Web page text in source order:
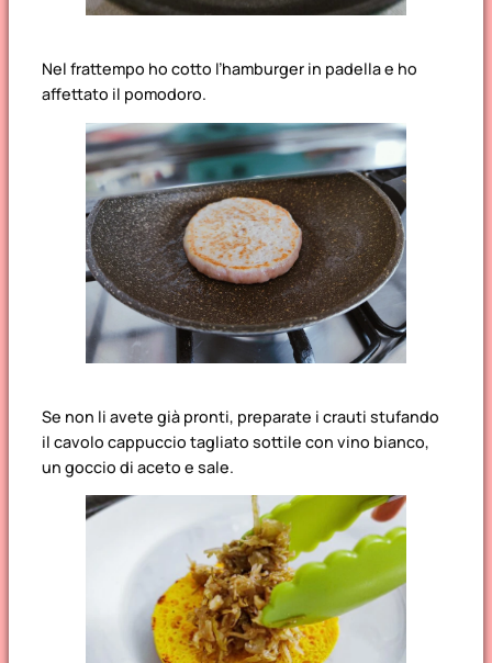
Nel frattempo ho cotto l’hamburger in padella e ho
affettato il pomodoro.
Se non li avete già pronti, preparate i crauti stufando
il cavolo cappuccio tagliato sottile con vino bianco,
un goccio di aceto e sale.